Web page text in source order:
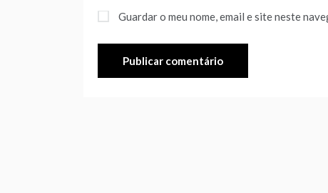
Guardar o meu nome, email e site neste